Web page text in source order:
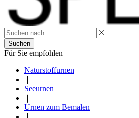
Suchen
Für Sie empfohlen
Naturstoffurnen
Seeurnen
Urnen zum Bemalen